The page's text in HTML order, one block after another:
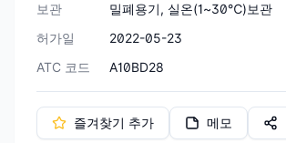
보관
밀폐용기, 실온(1~30℃)보관
허가일
2022-05-23
ATC 코드
A10BD28
즐겨찾기 추가 메모